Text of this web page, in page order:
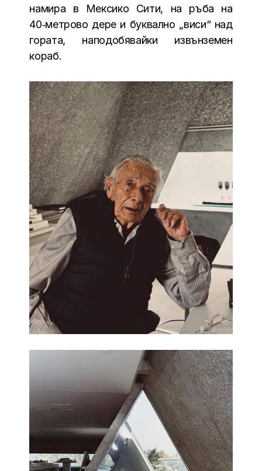
намира в Мексико Сити, на ръба на
40‑метрово дере и буквално „виси“ над
гората, наподобявайки извънземен
кораб.